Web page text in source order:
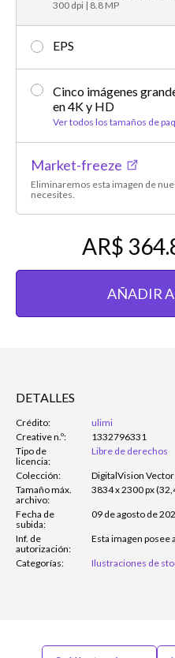
300 dpi | 8.8 MP
EPS
Cinco imágenes
en 4K y HD
Ver todos los tamaños de
Market-freeze
Eliminaremos esta imagen de
necesites.
AR$
AÑADIR
DETALLES
Crédito:
ulimi
Creative n.º:
1332796331
Tipo de
licencia:
Libre de derechos
Colección:
DigitalVision
Tamaño máx.
archivo:
3834 x 2300 px
Fecha de
subida:
09 de agosto de
Inf. de
autorización:
Esta imagen
Categorías: Ilustraciones de